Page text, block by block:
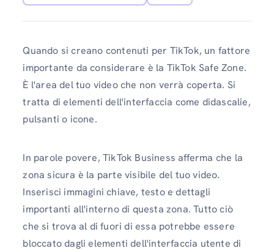
Quando si creano contenuti per TikTok, un fattore
importante da considerare è la TikTok Safe Zone.
È l'area del tuo video che non verrà coperta. Si
tratta di elementi dell'interfaccia come didascalie,
pulsanti o icone.
In parole povere, TikTok Business afferma che la
zona sicura è la parte visibile del tuo video.
Inserisci immagini chiave, testo e dettagli
importanti all'interno di questa zona. Tutto ciò
che si trova al di fuori di essa potrebbe essere
bloccato dagli elementi dell'interfaccia utente di